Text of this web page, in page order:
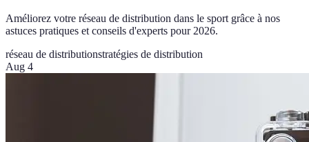
Améliorez votre réseau de distribution dans le sport grâce à nos
astuces pratiques et conseils d'experts pour 2026.
réseau de distributionstratégies de distribution
Aug 4